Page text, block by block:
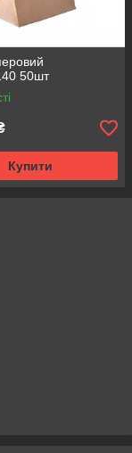
50шт
Купити